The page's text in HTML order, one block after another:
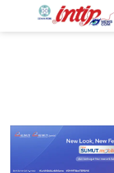
Langsung